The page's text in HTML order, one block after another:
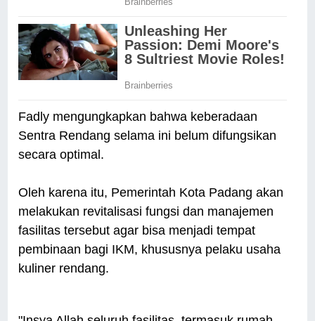
Fadly mengungkapkan bahwa keberadaan
Sentra Rendang selama ini belum difungsikan
secara optimal.
Oleh karena itu, Pemerintah Kota Padang akan
melakukan revitalisasi fungsi dan manajemen
fasilitas tersebut agar bisa menjadi tempat
pembinaan bagi IKM, khususnya pelaku usaha
kuliner rendang.